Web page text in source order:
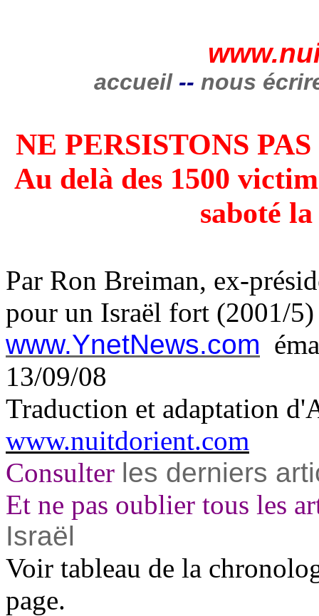
accueil -- nous
NE PERSISTONS
Au delà des 1500
saboté
Par Ron Breiman, ex-
pour un Israël fort (2001/5)
www.YnetNews.com
13/09/08
Traduction et adaptation
www.nuitdorient.com
Consulter les derniers
Et ne pas oublier tous les
Israël
Voir tableau de la
page.